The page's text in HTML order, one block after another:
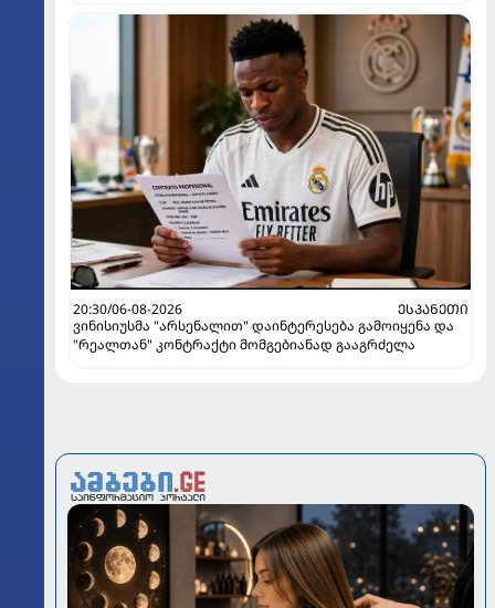
20:30/06-08-2026
ᲔᲡᲞᲐᲜᲔᲗᲘ
ვინისიუსმა "არსენალით" დაინტერესება გამოიყენა და
"რეალთან" კონტრაქტი მომგებიანად გააგრძელა